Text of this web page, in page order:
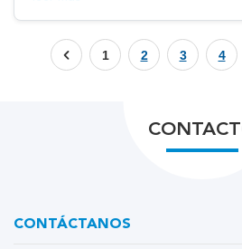
1 2 3 4
CONTÁCTANOS